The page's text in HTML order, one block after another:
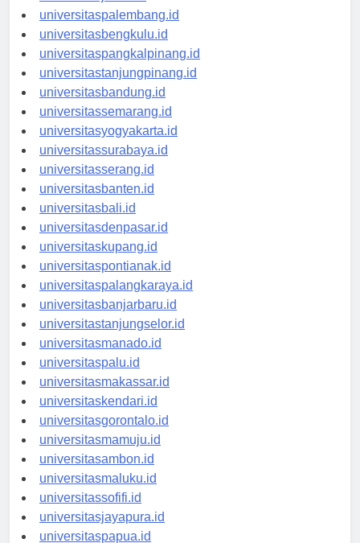
universitasjambi.id
universitaspalembang.id
universitasbengkulu.id
universitaspangkalpinang.id
universitastanjungpinang.id
universitasbandung.id
universitassemarang.id
universitasyogyakarta.id
universitassurabaya.id
universitasserang.id
universitasbanten.id
universitasbali.id
universitasdenpasar.id
universitaskupang.id
universitaspontianak.id
universitaspalangkaraya.id
universitasbanjarbaru.id
universitastanjungselor.id
universitasmanado.id
universitaspalu.id
universitasmakassar.id
universitaskendari.id
universitasgorontalo.id
universitasmamuju.id
universitasambon.id
universitasmaluku.id
universitassofifi.id
universitasjayapura.id